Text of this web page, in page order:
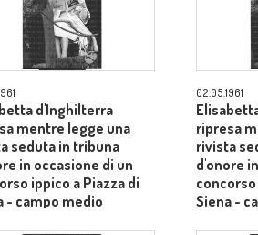
d'Inghilterra
mentre legge una
seduta in tribuna
in occasione di un
ippico a Piazza di
- campo medio
02.05.1961
ripresa
rivista
d'onore
Siena -